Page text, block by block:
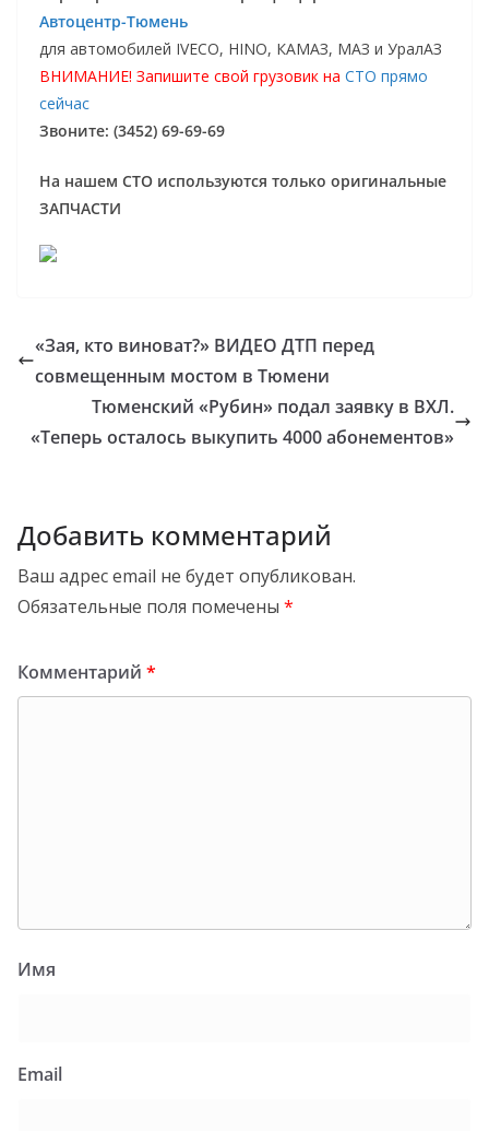
Автоцентр-Тюмень
для автомобилей IVECO, HINO, КАМАЗ, МАЗ и УралАЗ
ВНИМАНИЕ! Запишите свой грузовик на СТО прямо
сейчас
Звоните: (3452) 69-69-69
На нашем СТО используются только оригинальные
ЗАПЧАСТИ
«Зая, кто виноват?» ВИДЕО ДТП перед
совмещенным мостом в Тюмени
Тюменский «Рубин» подал заявку в ВХЛ.
«Теперь осталось выкупить 4000 абонементов»
Добавить комментарий
Ваш адрес email не будет опубликован.
Обязательные поля помечены *
Комментарий *
Имя
Email